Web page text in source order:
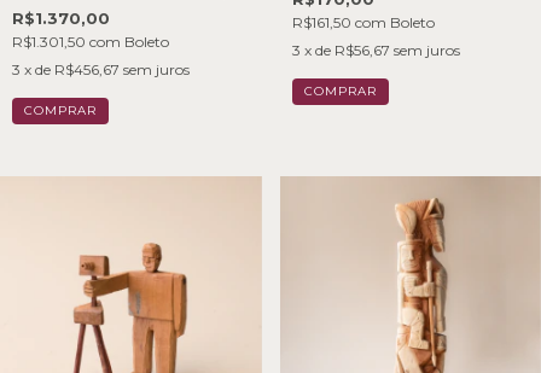
R$1.370,00
R$1.301,50 com Boleto
3 x de R$456,67 sem juros
R$161,50 com Boleto
3 x de R$56,67 sem juros